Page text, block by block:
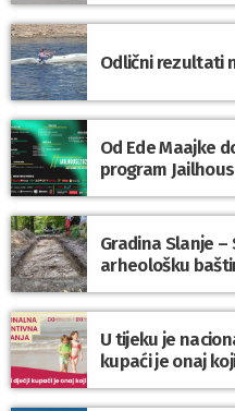
Odlični rezultati
Od Ede Maajke
program
Gradina Slanje
arheološku
U tijeku je
kupaći je onaj